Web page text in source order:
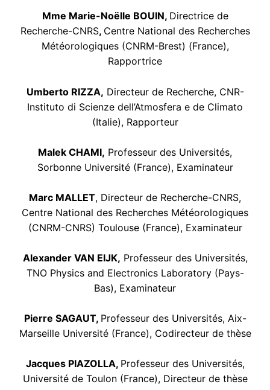
Mme Marie-Noëlle BOUIN, Directrice de
Recherche-CNRS, Centre National des Recherches
Météorologiques (CNRM-Brest) (France),
Rapportrice
Umberto RIZZA, Directeur de Recherche, CNR-
Instituto di Scienze dell’Atmosfera e de Climato
(Italie), Rapporteur
Malek CHAMI, Professeur des Universités,
Sorbonne Université (France), Examinateur
Marc MALLET, Directeur de Recherche-CNRS,
Centre National des Recherches Météorologiques
(CNRM-CNRS) Toulouse (France), Examinateur
Alexander VAN EIJK, Professeur des Universités,
TNO Physics and Electronics Laboratory (Pays-
Bas), Examinateur
Pierre SAGAUT, Professeur des Universités, Aix-
Marseille Université (France), Codirecteur de thèse
Jacques PIAZOLLA, Professeur des Universités,
Université de Toulon (France), Directeur de thèse